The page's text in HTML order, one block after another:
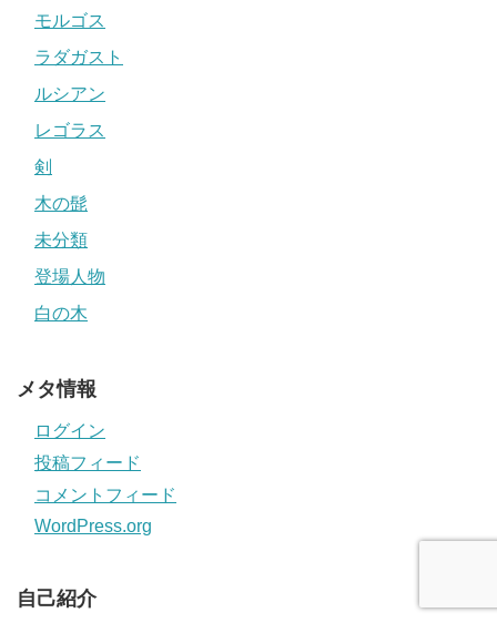
モルゴス
ラダガスト
ルシアン
レゴラス
剣
木の髭
未分類
登場人物
白の木
メタ情報
ログイン
投稿フィード
コメントフィード
WordPress.org
自己紹介